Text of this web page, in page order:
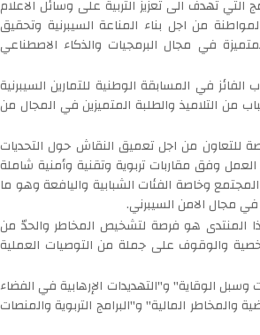
تهدف الى تعزيز التربية على وسائل الاعلام
من اجل بناء المناعة السيبرنية وتحقيق
في مجال البرمجيات والذكاء الاصطناعي
في المسابقة الوطنية للتمارين السيبرنية
عدد من الشباب من التلاميذ والطلبة المتميزين في المجال من
للتعاون من اجل تعميق النقاش حول التحديات
وفق مقاربات تربوية وتقنية وأمنية شاملة
وخاصة الفئات الشبابية واليافعة وهو ما
مجال الامن السيبرني.
المنتدى هو فرصة لتشخيص المخاطر والحدّ من
والوقوف على جملة من التوصيات العملية
الوقاية" و"التهديدات الإرهابية في الفضاء
والمخاطر المالية" و"البرامج التربوية والمنصات